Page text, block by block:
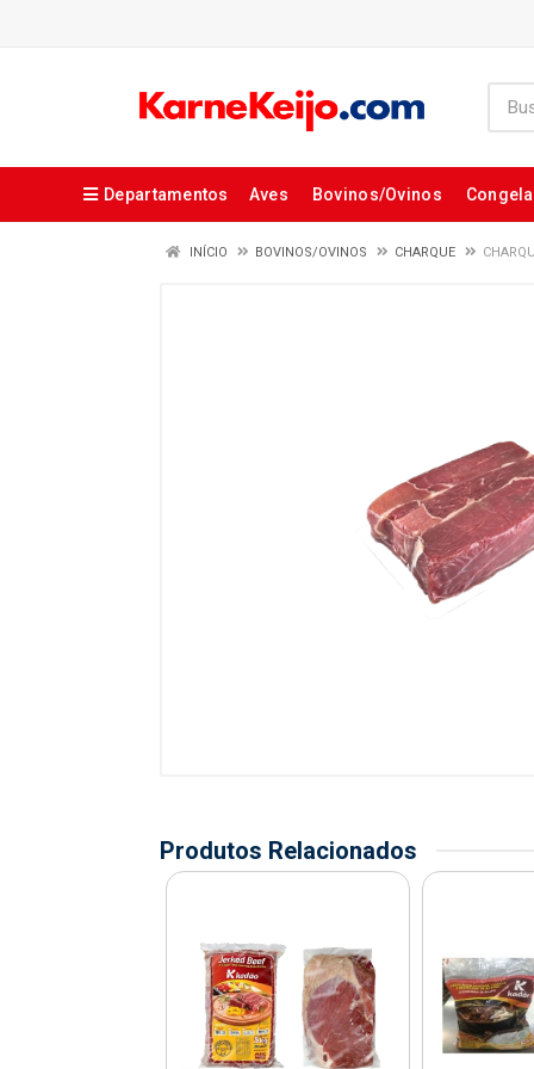
Departamentos Aves Bovinos/Ovinos
INÍCIO BOVINOS/OVINOS CHARQUE
Produtos Relacionados